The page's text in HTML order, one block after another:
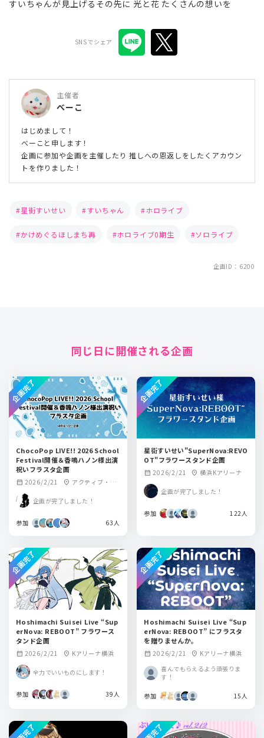
すいちゃんが見上げるその先に 光と花 たくさんの想いを
SNSでシェア
主催者
べーこ
はじめまして！
べーこと申します！
企画に参加や企画を主催したり 推しへの恩返しをしたくアカウン
トを作りました！
星街すいせい すいちゃん ホロライブ
かけめぐるほしまち再 ホロライブ0期生 ソロライブ
企画ID：6200
同じ日に開催される企画
ChocoPop LIVE!! 2026 School
Festival開催＆香鳴ハノン様出演
祝いフラスタ企画
calendar_month 2026/2/21 location_on アクティブ・ス
企画が完了しました！
参加 63人
企画完了
星街すいせい"SuperNova:REVO
OT"フラワースタンド企画
calendar_month 2026/2/21 location_on 横浜Kアリーナ
企画が完了しました！
参加 122人
企画完了
Hoshimachi Suisei Live “Sup
erNova: REBOOT” フラワース
タンド企画
calendar_month 2026/2/21 location_on Kアリーナ横浜
全力でいいものにします！
参加 39人
企画完了
Hoshimachi Suisei Live “Sup
erNova: REBOOT” にフラスタ
を贈りませんか。
calendar_month 2026/2/21 location_on Kアリーナ横浜
喜んでもらえるよう頑張りま
す！
参加 15人
企画完了